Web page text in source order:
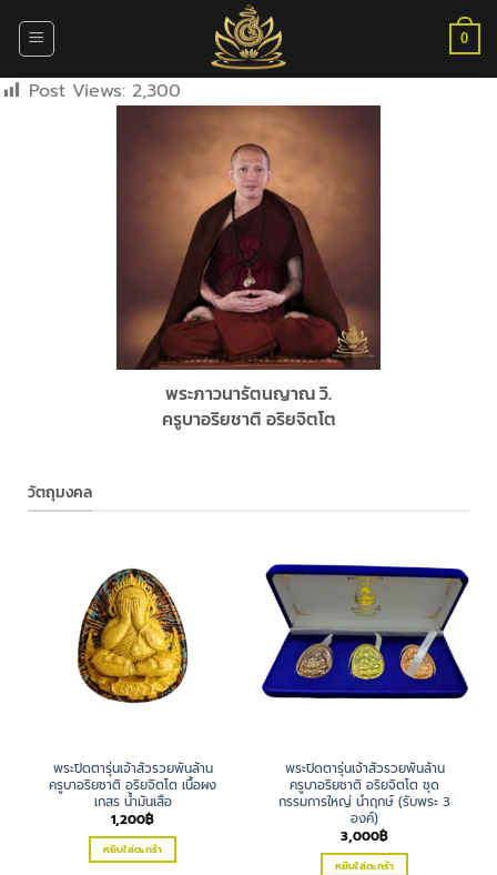
เนื้อหา
0
Post Views: 2,300
พระภาวนารัตนญาณ วิ.
ครูบาอริยชาติ อริยจิตโต
วัตถุมงคล
พระปิดตารุ่นเจ้าสัวรวยพันล้าน
ครูบาอริยชาติ อริยจิตโต เนื้อผง
เกสร น้ำมันเสือ
1,200฿
หยิบใส่ตะกร้า
พระปิดตารุ่นเจ้าสัวรวยพันล้าน
ครูบาอริยชาติ อริยจิตโต ชุด
กรรมการใหญ่ นำฤกษ์ (รับพระ 3
องค์)
3,000฿
หยิบใส่ตะกร้า